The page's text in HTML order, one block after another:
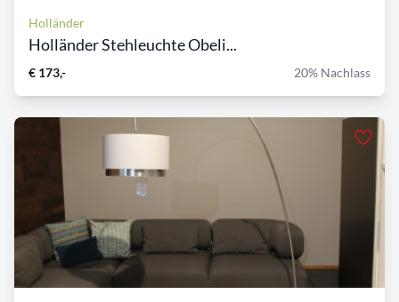
Holländer
Holländer Stehleuchte Obeli...
€ 173,- 20% Nachlass